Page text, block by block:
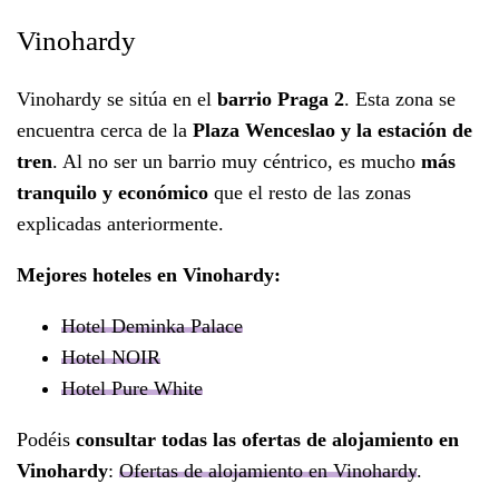
Vinohardy
Vinohardy se sitúa en el barrio Praga 2. Esta zona se
encuentra cerca de la Plaza Wenceslao y la estación de
tren. Al no ser un barrio muy céntrico, es mucho más
tranquilo y económico que el resto de las zonas
explicadas anteriormente.
Mejores hoteles en Vinohardy:
Hotel Deminka Palace
Hotel NOIR
Hotel Pure White
Podéis consultar todas las ofertas de alojamiento en
Vinohardy: Ofertas de alojamiento en Vinohardy.